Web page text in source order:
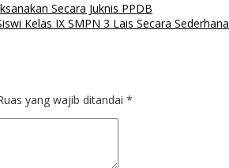
Secara Juknis PPDB
Kelas IX SMPN 3 Lais Secara Sederhana
yang wajib ditandai *